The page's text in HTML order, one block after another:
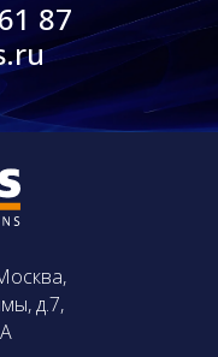
87
д.7,